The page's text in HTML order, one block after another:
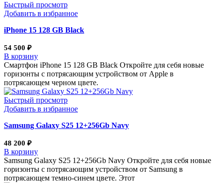
Быстрый просмотр
Добавить в избранное
iPhone 15 128 GB Black
54 500 ₽
В корзину
Смартфон iPhone 15 128 GB Black Откройте для себя новые
горизонты с потрясающим устройством от Apple в
потрясающем черном цвете.
Быстрый просмотр
Добавить в избранное
Samsung Galaxy S25 12+256Gb Navy
48 200 ₽
В корзину
Samsung Galaxy S25 12+256Gb Navy Откройте для себя новые
горизонты с потрясающим устройством от Samsung в
потрясающем темно-синем цвете. Этот